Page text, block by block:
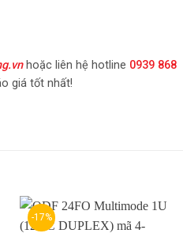
hoặc liên hệ hotline 0939 868
giá tốt nhất!
-17%